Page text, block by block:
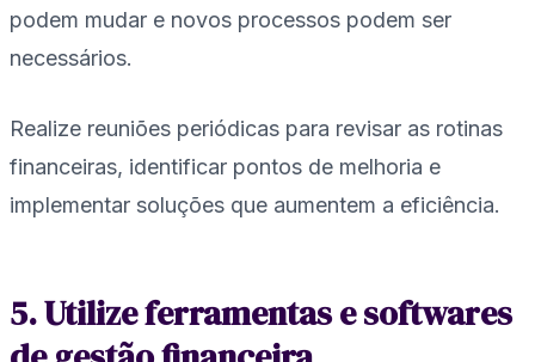
podem mudar e novos processos podem ser
necessários.
Realize reuniões periódicas para revisar as rotinas
financeiras, identificar pontos de melhoria e
implementar soluções que aumentem a eficiência.
5. Utilize ferramentas e softwares